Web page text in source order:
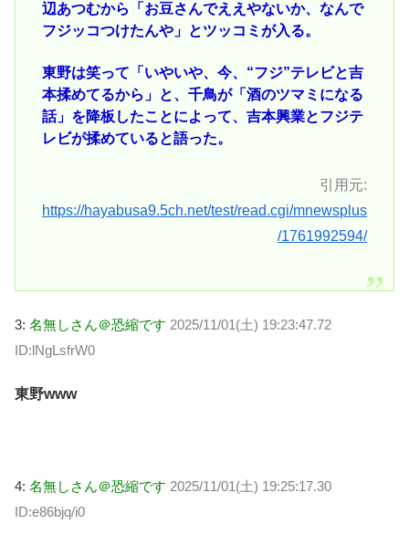
辺あつむから「お豆さんでええやないか、なんで
フジッコつけたんや」とツッコミが入る。
東野は笑って「いやいや、今、“フジ”テレビと吉
本揉めてるから」と、千鳥が「酒のツマミになる
話」を降板したことによって、吉本興業とフジテ
レビが揉めていると語った。
引用元:
https://hayabusa9.5ch.net/test/read.cgi/mnewsplus
/1761992594/
3: 名無しさん＠恐縮です 2025/11/01(土) 19:23:47.72
ID:lNgLsfrW0
東野www
4: 名無しさん＠恐縮です 2025/11/01(土) 19:25:17.30
ID:e86bjq/i0